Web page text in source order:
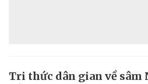
Tri thức dân gian về sâm